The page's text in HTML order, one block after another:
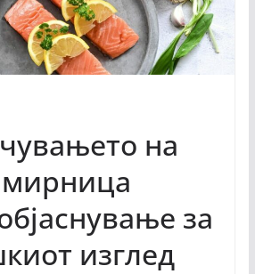
на
за
изглед